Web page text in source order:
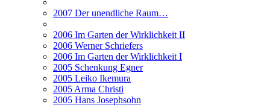
2007 Der unendliche Raum…
2006 Im Garten der Wirklichkeit II
2006 Werner Schriefers
2006 Im Garten der Wirklichkeit I
2005 Schenkung Egner
2005 Leiko Ikemura
2005 Arma Christi
2005 Hans Josephsohn